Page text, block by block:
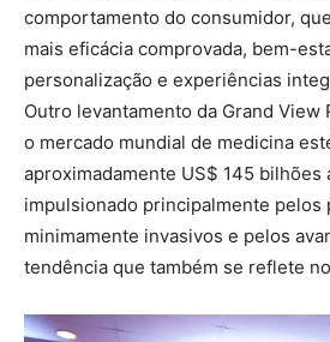
comportamento do consumidor,
mais eficácia comprovada, bem-
personalização e experiências
Outro levantamento da Grand View
o mercado mundial de medicina
aproximadamente US$ 145 bilhões
impulsionado principalmente pelos
minimamente invasivos e pelos
tendência que também se reflete